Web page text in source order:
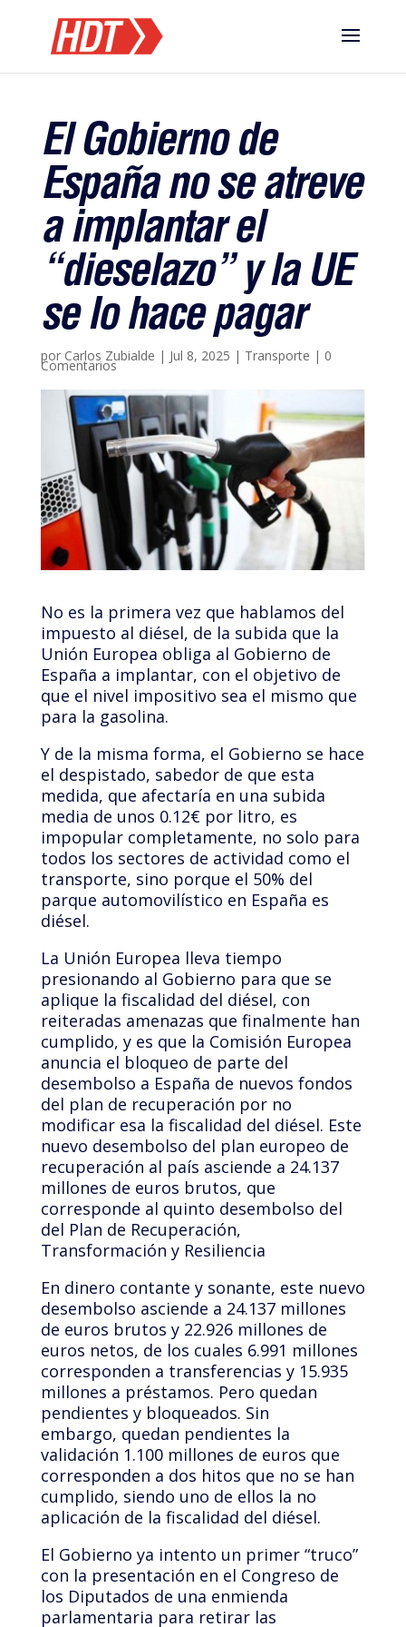
El Gobierno de
España no se atreve
a implantar el
“dieselazo” y la UE
se lo hace pagar
por Carlos Zubialde | Jul 8, 2025 | Transporte | 0
Comentarios
No es la primera vez que hablamos del
impuesto al diésel, de la subida que la
Unión Europea obliga al Gobierno de
España a implantar, con el objetivo de
que el nivel impositivo sea el mismo que
para la gasolina.
Y de la misma forma, el Gobierno se hace
el despistado, sabedor de que esta
medida, que afectaría en una subida
media de unos 0.12€ por litro, es
impopular completamente, no solo para
todos los sectores de actividad como el
transporte, sino porque el 50% del
parque automovilístico en España es
diésel.
La Unión Europea lleva tiempo
presionando al Gobierno para que se
aplique la fiscalidad del diésel, con
reiteradas amenazas que finalmente han
cumplido, y es que la Comisión Europea
anuncia el bloqueo de parte del
desembolso a España de nuevos fondos
del plan de recuperación por no
modificar esa la fiscalidad del diésel. Este
nuevo desembolso del plan europeo de
recuperación al país asciende a 24.137
millones de euros brutos, que
corresponde al quinto desembolso del
del Plan de Recuperación,
Transformación y Resiliencia
En dinero contante y sonante, este nuevo
desembolso asciende a 24.137 millones
de euros brutos y 22.926 millones de
euros netos, de los cuales 6.991 millones
corresponden a transferencias y 15.935
millones a préstamos. Pero quedan
pendientes y bloqueados. Sin
embargo, quedan pendientes la
validación 1.100 millones de euros que
corresponden a dos hitos que no se han
cumplido, siendo uno de ellos la no
aplicación de la fiscalidad del diésel.
El Gobierno ya intento un primer “truco”
con la presentación en el Congreso de
los Diputados de una enmienda
parlamentaria para retirar las